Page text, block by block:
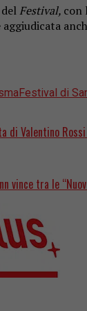
Festival, con
aggiudicata
Festival di
di Valentino
vince tra le